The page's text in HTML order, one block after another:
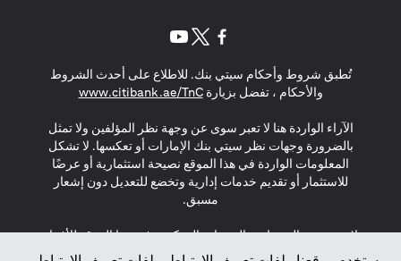
تُطبق شروط وأحكام سيتي بنك. للاطلاع على أحدث الشروط
والأحكام ، تفضل بزيارةwww.citibank.ae/TnC
in a new tab
الآراء الواردة هنا لا تعبر سوى عن وجهة نظر المؤلفين ولا تمثل
بالضرورة وجهات نظر سيتي بنك الإمارات أو تعكسها. لا تشكل
المعلومات الواردة في هذا الموقع نصيحة استثمارية أو عرضًا
للاستثمار أو تقديم خدمات إدارية وتخضع للتعديل دون إشعار
مسبق.
لا يتم تقديم المنتجات والخدمات المذكورة في هذا الموقع للأفراد
المقيمين في الاتحاد الأوروبي أو المنطقة الاقتصادية الأوروبية أو